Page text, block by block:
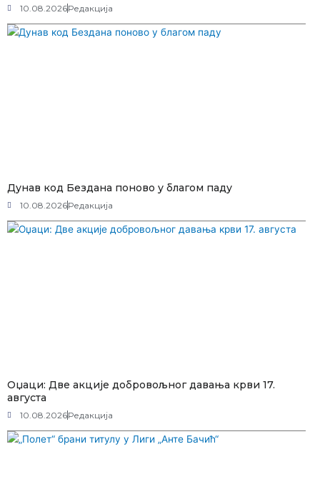
10.08.2026Редакција
Дунав код Бездана поново у благом паду
10.08.2026Редакција
Оџаци: Две акције добровољног давања крви 17.
августа
10.08.2026Редакција